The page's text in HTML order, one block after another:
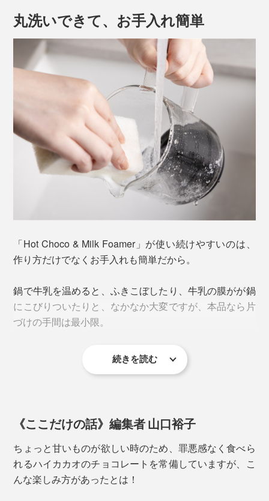
カップを近づけると、フワッとカカオが香り、カカオの
苦味も抑えられ、とろ〜りなめらかな口当たり。これ
塩をひとふりすると、コクが増してカカオの苦味が隠れ
るので、お試しを。甘味が欲しい場合は、ハチミツやマ
シュマロを添えるのがおすすめです。
もちろん、疲れた時や甘いものが欲しい時は、甘いミル
２. 「MENU」ボタンで、メニューを選ぶ
３. 「START/STOP」ボタンをタッチする
しばらくすると、中身が温まりながらぐるぐると回り出
し、なめらかに泡立ってできあがり。ふきこぼれの心配
なめらかさの秘密は、ガラスのカップの底についている
「フローサー」。加熱しながら攪拌し、空気を取り込む
丸洗いできて、お手入れ簡単
「Hot Choco & Milk Foamer」が使い続けやすいのは、
作り方だけでなくお手入れも簡単だから。
鍋で牛乳を温めると、ふきこぼしたり、牛乳の膜がが鍋
にこびりついたりと、なかなか大変ですが、本品なら片
づけの手間は最小限。
カップはガラス製。フタ、ストレーナー、カバー、パッ
続きを読む
《ここだけの話》編集者 山口裕子
ちょっと甘いものが欲しい時のため、罪悪感なく食べら
れるハイカカオのチョコレートを常備していますが、こ
んな楽しみ方があったとは！